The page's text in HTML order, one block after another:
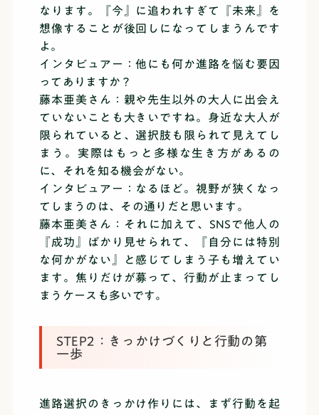
なります。『今』に追われすぎて『未来』を
想像することが後回しになってしまうんです
よ。
インタビュアー：他にも何か進路を悩む要因
ってありますか？
藤本亜美さん：親や先生以外の大人に出会え
ていないことも大きいですね。身近な大人が
限られていると、選択肢も限られて見えてし
まう。実際はもっと多様な生き方があるの
に、それを知る機会がない。
インタビュアー：なるほど。視野が狭くなっ
てしまうのは、その通りだと思います。
藤本亜美さん：それに加えて、SNSで他人の
『成功』ばかり見せられて、『自分には特別
な何かがない』と感じてしまう子も増えてい
ます。焦りだけが募って、行動が止まってし
まうケースも多いです。
STEP2：きっかけづくりと行動の第
一歩
進路選択のきっかけ作りには、まず行動を起